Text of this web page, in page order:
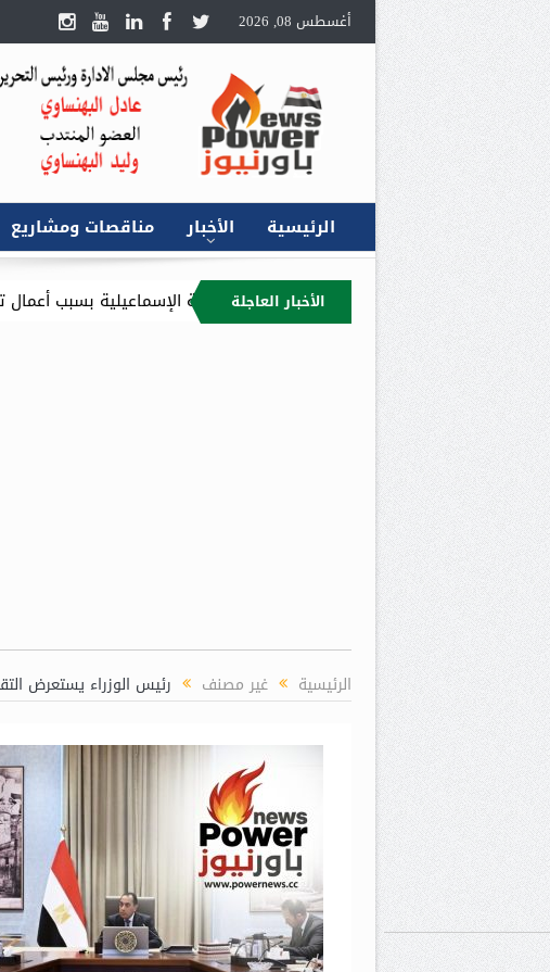
أغسطس 08, 2026
الرئيسية الأخبار مناقصات ومشاريع
الأخبار العاجلة
على كسر ماسورة غاز أسفل ترعة الإسماعيلية بسبب أعمال تجريف دون
المعدنية يبحث مع إكسون موبيل العالمية آليات تنفيذ مذكرة التفاهم
الرئيسية غير مصنف رئيس الوزراء يستعرض